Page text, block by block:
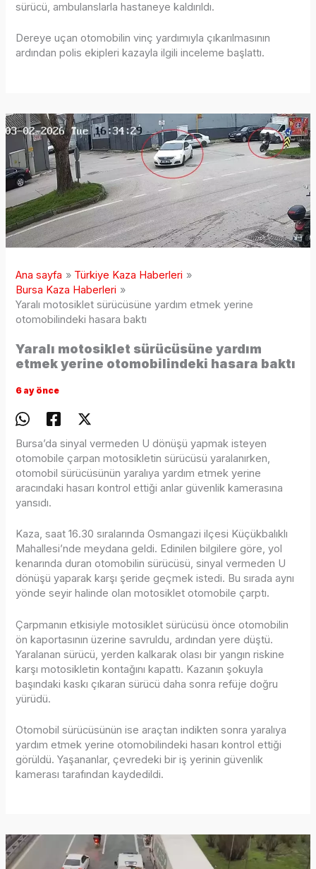
sürücü, ambulanslarla hastaneye kaldırıldı.
Dereye uçan otomobilin vinç yardımıyla çıkarılmasının
ardından polis ekipleri kazayla ilgili inceleme başlattı.
Ana sayfa
Türkiye Kaza Haberleri
Bursa Kaza Haberleri
Yaralı motosiklet sürücüsüne yardım etmek yerine
otomobilindeki hasara baktı
Yaralı motosiklet sürücüsüne yardım
etmek yerine otomobilindeki hasara baktı
6 ay önce
Bursa’da sinyal vermeden U dönüşü yapmak isteyen
otomobile çarpan motosikletin sürücüsü yaralanırken,
otomobil sürücüsünün yaralıya yardım etmek yerine
aracındaki hasarı kontrol ettiği anlar güvenlik kamerasına
yansıdı.
Kaza, saat 16.30 sıralarında Osmangazi ilçesi Küçükbalıklı
Mahallesi’nde meydana geldi. Edinilen bilgilere göre, yol
kenarında duran otomobilin sürücüsü, sinyal vermeden U
dönüşü yaparak karşı şeride geçmek istedi. Bu sırada aynı
yönde seyir halinde olan motosiklet otomobile çarptı.
Çarpmanın etkisiyle motosiklet sürücüsü önce otomobilin
ön kaportasının üzerine savruldu, ardından yere düştü.
Yaralanan sürücü, yerden kalkarak olası bir yangın riskine
karşı motosikletin kontağını kapattı. Kazanın şokuyla
başındaki kaskı çıkaran sürücü daha sonra refüje doğru
yürüdü.
Otomobil sürücüsünün ise araçtan indikten sonra yaralıya
yardım etmek yerine otomobilindeki hasarı kontrol ettiği
görüldü. Yaşananlar, çevredeki bir iş yerinin güvenlik
kamerası tarafından kaydedildi.